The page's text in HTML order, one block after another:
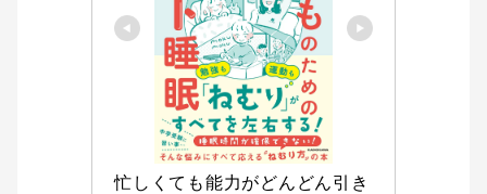
忙しくても能力がどんどん引き